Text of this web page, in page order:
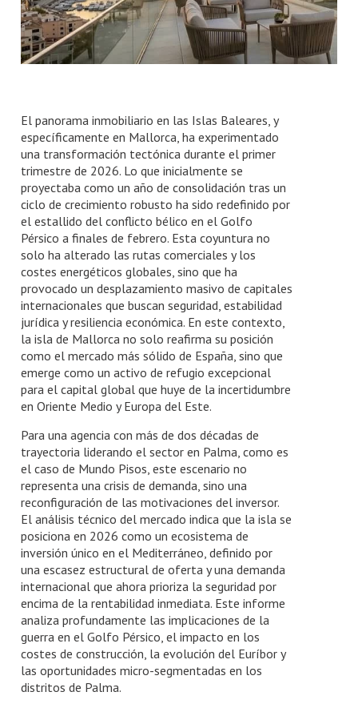
El panorama inmobiliario en las Islas Baleares, y
específicamente en Mallorca, ha experimentado
una transformación tectónica durante el primer
trimestre de 2026. Lo que inicialmente se
proyectaba como un año de consolidación tras un
ciclo de crecimiento robusto ha sido redefinido por
el estallido del conflicto bélico en el Golfo
Pérsico a finales de febrero. Esta coyuntura no
solo ha alterado las rutas comerciales y los
costes energéticos globales, sino que ha
provocado un desplazamiento masivo de capitales
internacionales que buscan seguridad, estabilidad
jurídica y resiliencia económica. En este contexto,
la isla de Mallorca no solo reafirma su posición
como el mercado más sólido de España, sino que
emerge como un activo de refugio excepcional
para el capital global que huye de la incertidumbre
en Oriente Medio y Europa del Este.
Para una agencia con más de dos décadas de
trayectoria liderando el sector en Palma, como es
el caso de Mundo Pisos, este escenario no
representa una crisis de demanda, sino una
reconfiguración de las motivaciones del inversor.
El análisis técnico del mercado indica que la isla se
posiciona en 2026 como un ecosistema de
inversión único en el Mediterráneo, definido por
una escasez estructural de oferta y una demanda
internacional que ahora prioriza la seguridad por
encima de la rentabilidad inmediata. Este informe
analiza profundamente las implicaciones de la
guerra en el Golfo Pérsico, el impacto en los
costes de construcción, la evolución del Euríbor y
las oportunidades micro-segmentadas en los
distritos de Palma.